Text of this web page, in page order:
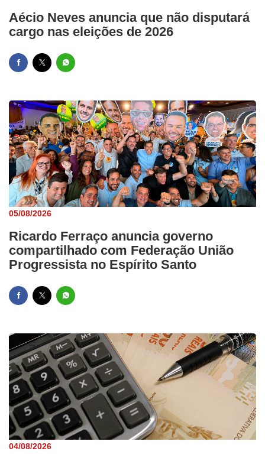
Aécio Neves anuncia que não disputará
cargo nas eleições de 2026
05/08/2026
Ricardo Ferraço anuncia governo
compartilhado com Federação União
Progressista no Espírito Santo
04/08/2026